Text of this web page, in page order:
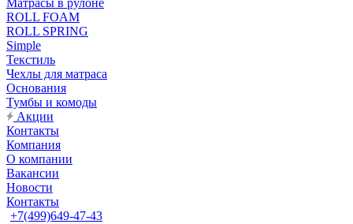
Матрасы в рулоне
ROLL FOAM
ROLL SPRING
Simple
Текстиль
Чехлы для матраса
Основания
Тумбы и комоды
Акции
Контакты
Компания
О компании
Вакансии
Новости
Контакты
+7(499)649-47-43